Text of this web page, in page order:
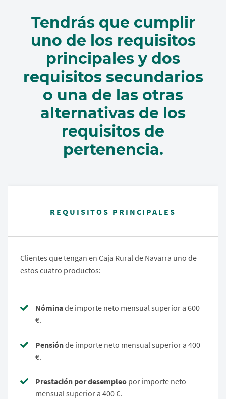
Tendrás que cumplir
uno de los requisitos
principales y dos
requisitos secundarios
o una de las otras
alternativas de los
requisitos de
pertenencia.
REQUISITOS PRINCIPALES
Clientes que tengan en Caja Rural de Navarra uno de
estos cuatro productos:
Nóminade importe neto mensual superior a 600
€.
Pensiónde importe neto mensual superior a 400
€.
Prestación por desempleo por importe neto
mensual superior a 400 €.